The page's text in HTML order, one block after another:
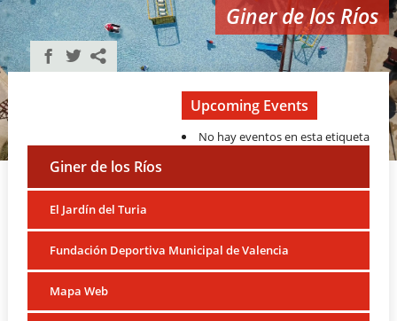
Comunicación ▼
Valencia en deporte ▼
Giner de los Ríos
Upcoming Events
No hay eventos en esta etiqueta
Giner de los Ríos
El Jardín del Turia
Fundación Deportiva Municipal de Valencia
Mapa Web